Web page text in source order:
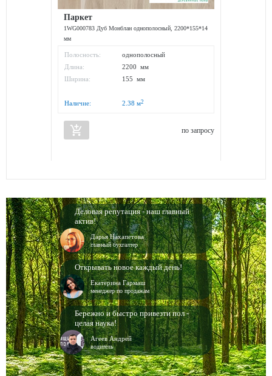
Паркет
1WG000783 Дуб Монблан однополосный, 2200*155*14
мм
Полосность:
однополосный
Длина:
2200 мм
Ширина:
155 мм
Наличие: 2.38 м2
add_shopping_cart по запросу
Деловая репутация - наш главный
актив!
Дарья Нахапетова
главный бухгалтер
Открывать новое каждый день!
Екатерина Гармаш
менеджер по продажам
Бережно и быстро привезти пол -
целая наука!
Агеев Андрей
водитель